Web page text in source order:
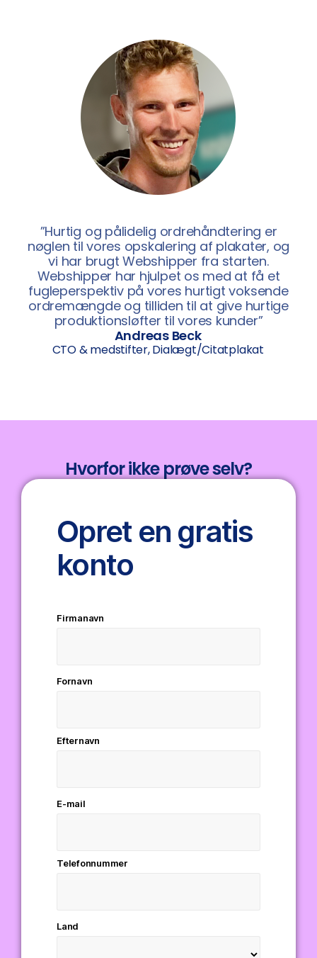
”Hurtig og pålidelig ordrehåndtering er
nøglen til vores opskalering af plakater, og
vi har brugt Webshipper fra starten.
Webshipper har hjulpet os med at få et
fugleperspektiv på vores hurtigt voksende
ordremængde og tilliden til at give hurtige
produktionsløfter til vores kunder”
Andreas Beck
CTO & medstifter, Dialægt/Citatplakat
Hvorfor ikke prøve selv?
Opret en gratis
konto
Firmanavn
Fornavn
Efternavn
E-mail
Telefonnummer
Land